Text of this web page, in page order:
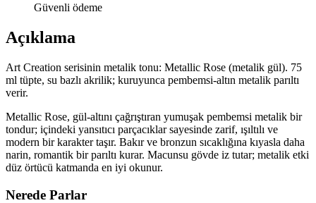
Güvenli ödeme
Açıklama
Art Creation serisinin metalik tonu: Metallic Rose (metalik gül). 75
ml tüpte, su bazlı akrilik; kuruyunca pembemsi-altın metalik parıltı
verir.
Metallic Rose, gül-altını çağrıştıran yumuşak pembemsi metalik bir
tondur; içindeki yansıtıcı parçacıklar sayesinde zarif, ışıltılı ve
modern bir karakter taşır. Bakır ve bronzun sıcaklığına kıyasla daha
narin, romantik bir parıltı kurar. Macunsu gövde iz tutar; metalik etki
düz örtücü katmanda en iyi okunur.
Nerede Parlar